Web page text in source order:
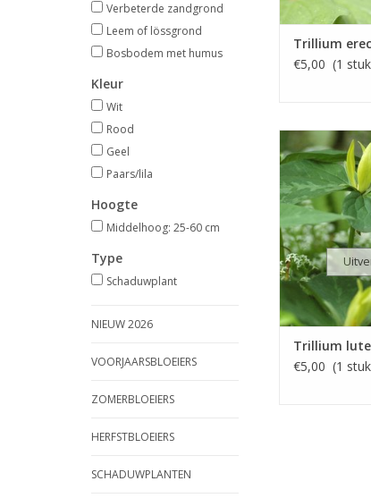
Verbeterde zandgrond
Leem of lössgrond
Bosbodem met humus
Kleur
Wit
Rood
Geel
Paars/lila
Hoogte
Middelhoog: 25-60 cm
Type
Schaduwplant
NIEUW 2026
VOORJAARSBLOEIERS
ZOMERBLOEIERS
HERFSTBLOEIERS
SCHADUWPLANTEN
Trillium
€5,00 (1
Gele
April/mei,
Trillium
€5,00 (1